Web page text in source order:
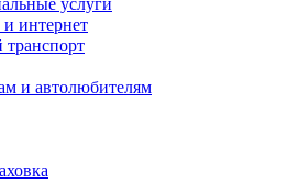
интернет
и автолюбителям